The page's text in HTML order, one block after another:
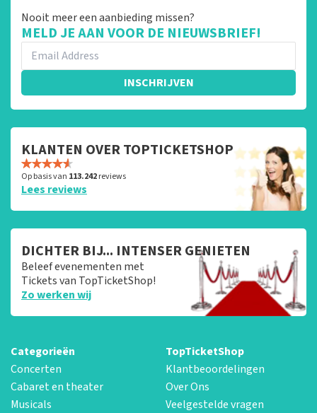
Nooit meer een aanbieding missen?
MELD JE AAN VOOR DE NIEUWSBRIEF!
INSCHRIJVEN
KLANTEN OVER TOPTICKETSHOP
Op basis van 113.242reviews
Lees reviews
DICHTER BIJ... INTENSER GENIETEN
Beleef evenementen met
Tickets van TopTicketShop!
Zo werken wij
Categorieën
Concerten
Cabaret en theater
Musicals
TopTicketShop
Klantbeoordelingen
Over Ons
Veelgestelde vragen